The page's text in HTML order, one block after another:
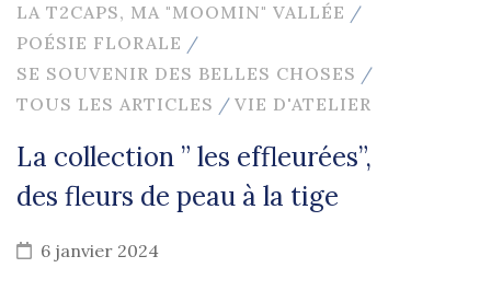
LA T2CAPS, MA "MOOMIN" VALLÉE /
POÉSIE FLORALE /
SE SOUVENIR DES BELLES CHOSES /
TOUS LES ARTICLES / VIE D'ATELIER
La collection ” les effleurées”,
des fleurs de peau à la tige
6 janvier 2024